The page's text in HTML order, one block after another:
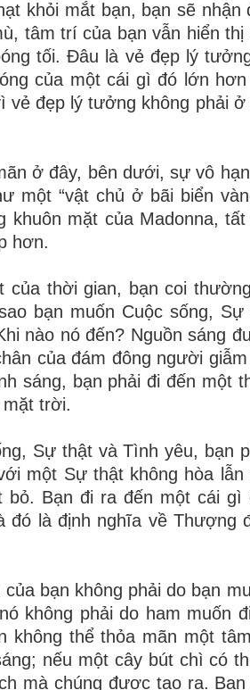
khỏi mắt bạn, bạn sẽ nhận
tâm trí của bạn vẫn hiển thị
tối. Đâu là vẻ đẹp lý
của một cái gì đó lớn
vẻ đẹp lý tưởng không phải ở
ở đây, bên dưới, sự vô
một “vật chủ ở bãi biển
khuôn mặt của Madonna, tất
hơn.
của thời gian, bạn coi
bạn muốn Cuộc sống, Sự
nào nó đến? Nguồn sáng
của đám đông người
sáng, bạn phải đi đến một
mặt trời.
Sự thật và Tình yêu, bạn
một Sự thật không hòa lẫn
bỏ. Bạn đi ra đến một cái gì
đó là định nghĩa về Thượng
bạn không phải do bạn
không phải do ham muốn
không thể thỏa mãn một
nếu một cây bút chì có
mà chúng được tạo ra.